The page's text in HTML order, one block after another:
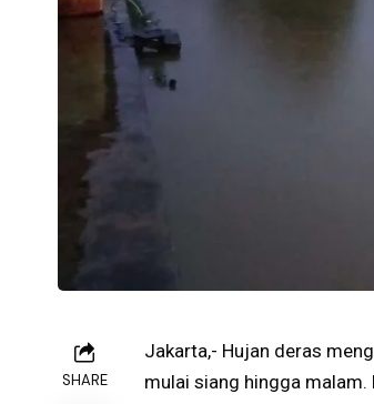
SHARE
Jakarta,- Hujan deras
mulai siang hingga